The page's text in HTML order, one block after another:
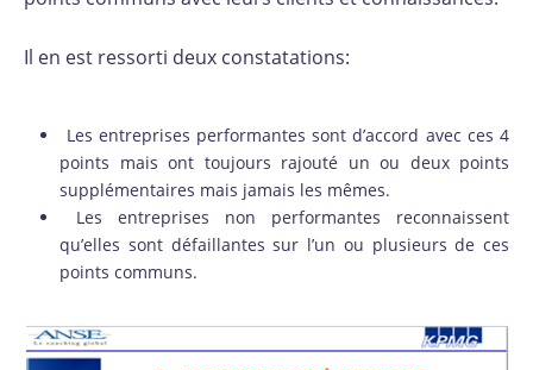
Il en est ressorti deux constatations:
Les entreprises performantes sont d’accord avec ces 4
points mais ont toujours rajouté un ou deux points
supplémentaires mais jamais les mêmes.
Les entreprises non performantes reconnaissent
qu’elles sont défaillantes sur l’un ou plusieurs de ces
points communs.